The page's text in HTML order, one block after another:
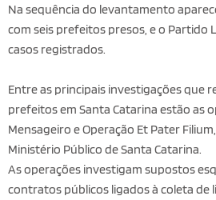
Na sequência do levantamento
com seis prefeitos presos, e o Partido
casos registrados.
Entre as principais investigações que
prefeitos em Santa Catarina estão as
Mensageiro e Operação Et Pater
Ministério Público de Santa Catarina.
As operações investigam supostos
contratos públicos ligados à coleta de